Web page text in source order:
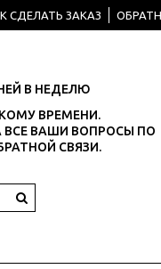
СДЕЛАТЬ ЗАКАЗ
В НЕДЕЛЮ
ВРЕМЕНИ.
ВАШИ ВОПРОСЫ ПО
СВЯЗИ.